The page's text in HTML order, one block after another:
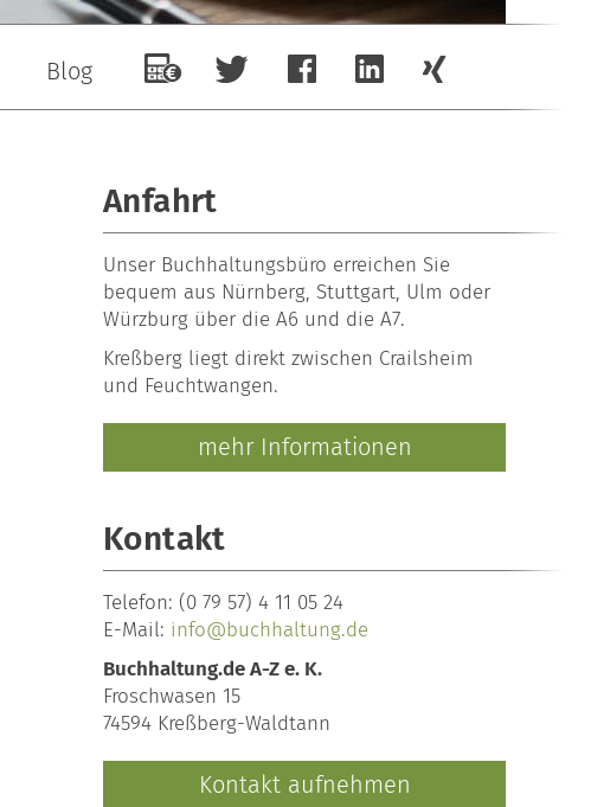
Blog
Anfahrt
Unser Buchhaltungsbüro erreichen Sie
bequem aus Nürnberg, Stuttgart, Ulm oder
Würzburg über die A6 und die A7.
Kreßberg liegt direkt zwischen Crailsheim
und Feuchtwangen.
mehr Informationen
Kontakt
Telefon: (0 79 57) 4 11 05 24
E-Mail: info@buchhaltung.de
Buchhaltung.de A-Z e. K.
Froschwasen 15
74594 Kreßberg-Waldtann
Kontakt aufnehmen